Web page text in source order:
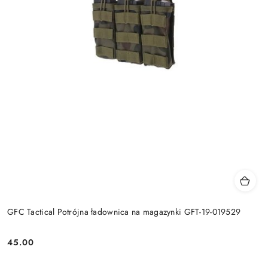
GFC Tactical Potrójna ładownica na magazynki GFT-19-019529
Cena:
45.00